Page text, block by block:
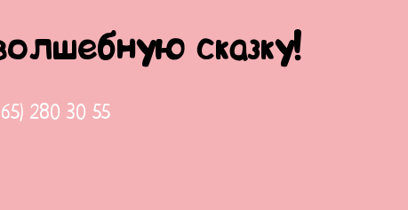
сказку!
280 30 55